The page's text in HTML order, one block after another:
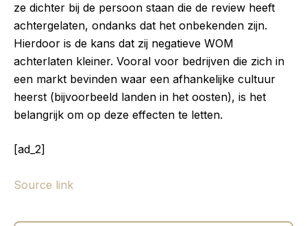
ze dichter bij de persoon staan die de review heeft
achtergelaten, ondanks dat het onbekenden zijn.
Hierdoor is de kans dat zij negatieve WOM
achterlaten kleiner. Vooral voor bedrijven die zich in
een markt bevinden waar een afhankelijke cultuur
heerst (bijvoorbeeld landen in het oosten), is het
belangrijk om op deze effecten te letten.
[ad_2]
Source link